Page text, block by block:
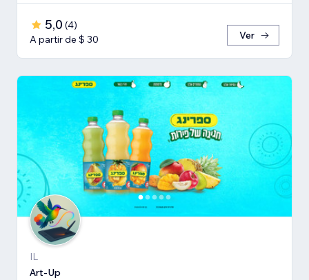
5,0 (4)
A partir de $ 30
Ver
IL
Art-Up